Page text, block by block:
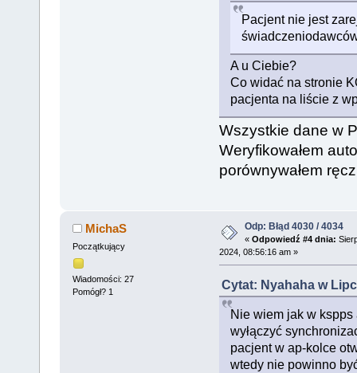
Pacjent nie jest
A u Ciebie?
Co widać na stronie
pacjenta na liście z
Wszystkie dane w
Weryfikowałem
porównywałem
MichaS
Początkujący
Wiadomości: 27
Pomógł? 1
Odp: Błąd 4030 / 4034
« Odpowiedź #4 dnia:
2024, 08:56:16 am »
Cytat: Nyahaha w
Nie wiem jak w kspps
wyłączyć
pacjent w ap-kolce
wtedy nie powinno